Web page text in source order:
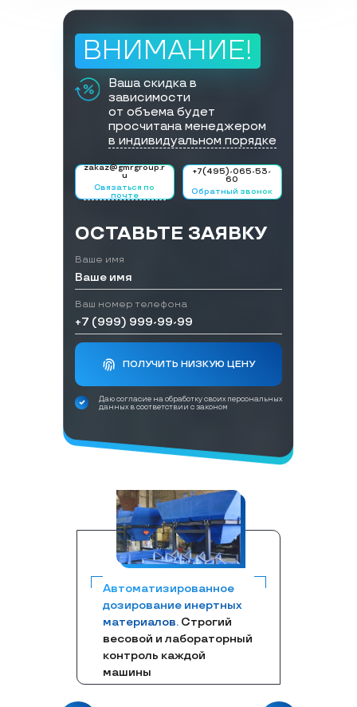
ВНИМАНИЕ!
Ваша скидка в
зависимости
от объема будет
просчитана менеджером
в индивидуальном порядке
zakaz@gmrgroup.r
u
Связаться по
почте
+7(495)-065-53-
60
Обратный звонок
ОСТАВЬТЕ ЗАЯВКУ
Ваше имя
Ваш номер телефона
ПОЛУЧИТЬ НИЗКУЮ ЦЕНУ
Даю согласие на обработку своих персональных
данных в соответствии с законом
Автоматизированное
дозирование инертных
материалов. Строгий
весовой и лабораторный
контроль каждой
машины